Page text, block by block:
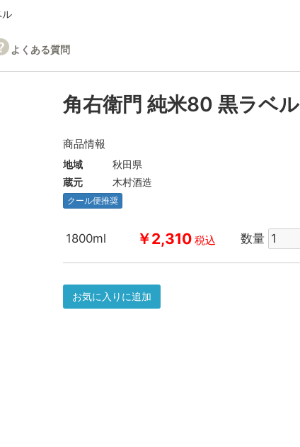
ル
よくある質問
角右衛門 純米80 黒ラベル
商品情報
地域
秋田県
蔵元
木村酒造
クール便推奨
1800ml ￥2,310 税込 数量
お気に入りに追加